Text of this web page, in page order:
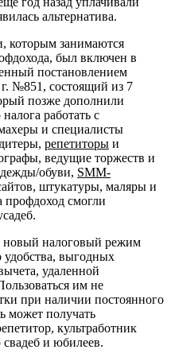
альтернатива.
которым занимаются
был включен в
постановлением
г. №851, состоящий из 7
позже дополнили
работать с
и специалисты
репетиторы и
ведущие торжеств и
обуви, SMM-
штукатуры, маляры и
профдоход смогли
налоговый режим
удобства, выгодных
удаленной
им не
при наличии постоянного
может получать
культработник
свадеб и юбилеев.